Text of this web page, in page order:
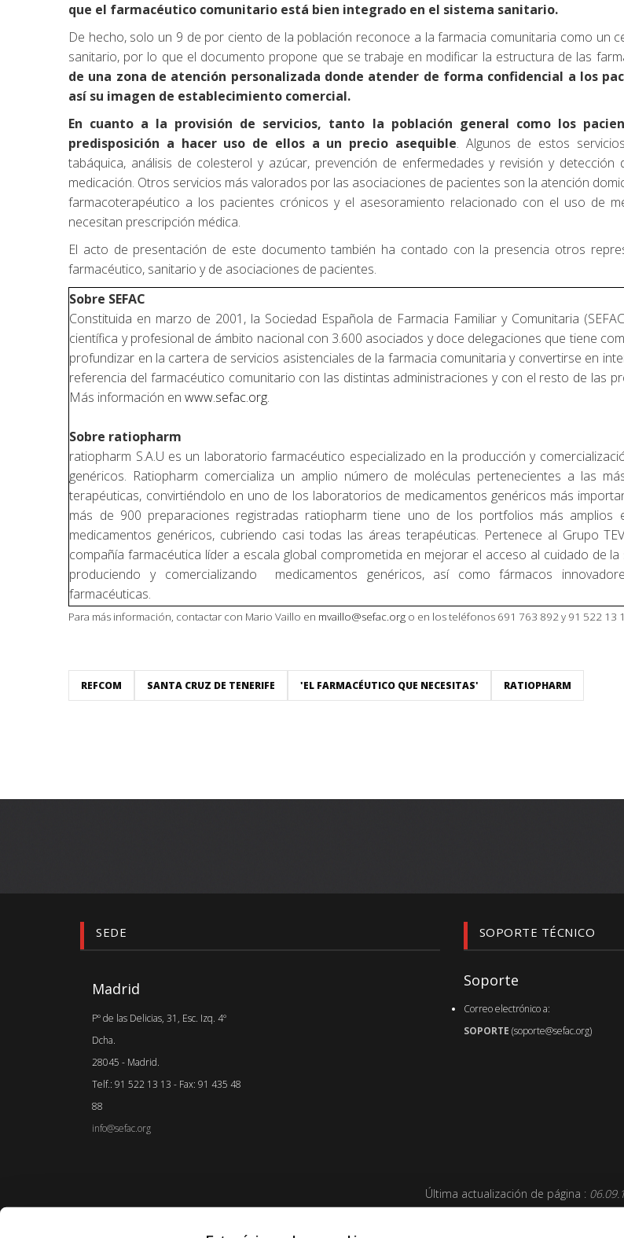
que el farmacéutico comunitario está bien integrado en el sistema sanitario.
De hecho, solo un 9 de por ciento de la población reconoce a la farmacia comunitaria como un
sanitario, por lo que el documento propone que se trabaje en modificar la estructura de las
de una zona de atención personalizada donde atender de forma confidencial a los
así su imagen de establecimiento comercial.
En cuanto a la provisión de servicios, tanto la población general como los
predisposición a hacer uso de ellos a un precio asequible. Algunos de estos
tabáquica, análisis de colesterol y azúcar, prevención de enfermedades y revisión y detección
medicación. Otros servicios más valorados por las asociaciones de pacientes son la atención
farmacoterapéutico a los pacientes crónicos y el asesoramiento relacionado con el uso de
necesitan prescripción médica.
El acto de presentación de este documento también ha contado con la presencia otros
farmacéutico, sanitario y de asociaciones de pacientes.
Sobre SEFAC
Constituida en marzo de 2001, la Sociedad Española de Farmacia Familiar y Comunitaria
científica y profesional de ámbito nacional con 3.600 asociados y doce delegaciones que tiene
profundizar en la cartera de servicios asistenciales de la farmacia comunitaria y convertirse en
referencia del farmacéutico comunitario con las distintas administraciones y con el resto de las
Más información enwww.sefac.org.
Sobre ratiopharm
ratiopharm S.A.U es un laboratorio farmacéutico especializado en la producción y
genéricos. Ratiopharm comercializa un amplio número de moléculas pertenecientes a las
terapéuticas, convirtiéndolo en uno de los laboratorios de medicamentos genéricos más
más de 900 preparaciones registradas ratiopharm tiene uno de los portfolios más amplios
medicamentos genéricos, cubriendo casi todas las áreas terapéuticas. Pertenece al Grupo
compañía farmacéutica líder a escala global comprometida en mejorar el acceso al cuidado de
produciendo y comercializando medicamentos genéricos, así como fármacos
farmacéuticas.
Para más información, contactar con Mario Vaillo en mvaillo@sefac.org o en los teléfonos 691 763 892 y 91 522 13
REFCOM SANTA CRUZ DE TENERIFE 'EL FARMACÉUTICO QUE NECESITAS' RATIOPHARM
SEDE
Madrid
Pº de las Delicias, 31, Esc. Izq. 4º
Dcha.
28045 - Madrid.
Telf.: 91 522 13 13 - Fax: 91 435 48
88
info@sefac.org
SOPORTE TÉCNICO
Soporte
Correo electrónico a:
SOPORTE (soporte@sefac.org)
Última actualización de página :